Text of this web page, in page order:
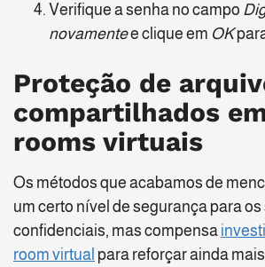
Verifique a senha no campo
novamentee clique em OK
Proteção de
compartilhados
rooms virtuais
Os métodos que acabamos de
um certo nível de segurança para
confidenciais, mas compensa
room virtual para reforçar ainda